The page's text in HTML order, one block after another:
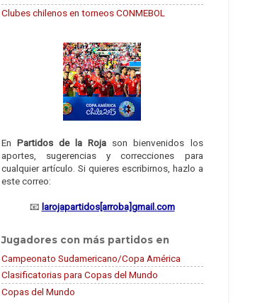
Clubes chilenos en torneos CONMEBOL
En Partidos de la Roja son bienvenidos los
aportes, sugerencias y correcciones para
cualquier artículo. Si quieres escribirnos, hazlo a
este correo:
📧 larojapartidos[arroba]gmail.com
Jugadores con más partidos en
Campeonato Sudamericano/Copa América
Clasificatorias para Copas del Mundo
Copas del Mundo